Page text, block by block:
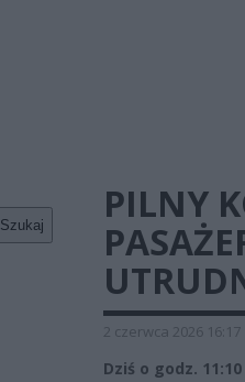
Szukaj
PILNY
2 czerwca 2026 16:17
Dziś o godz.